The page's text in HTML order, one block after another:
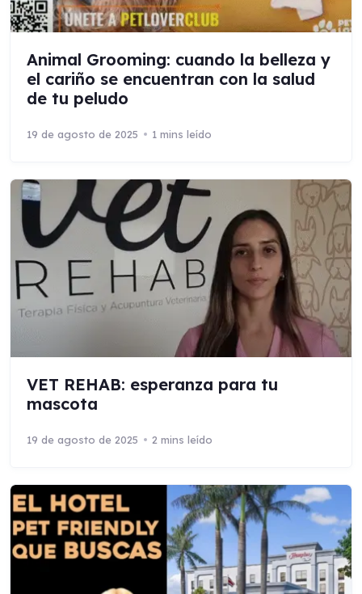
Animal Grooming: cuando la belleza y
el cariño se encuentran con la salud
de tu peludo
19 de agosto de 2025 1 mins leído
VET REHAB: esperanza para tu
mascota
19 de agosto de 2025 2 mins leído